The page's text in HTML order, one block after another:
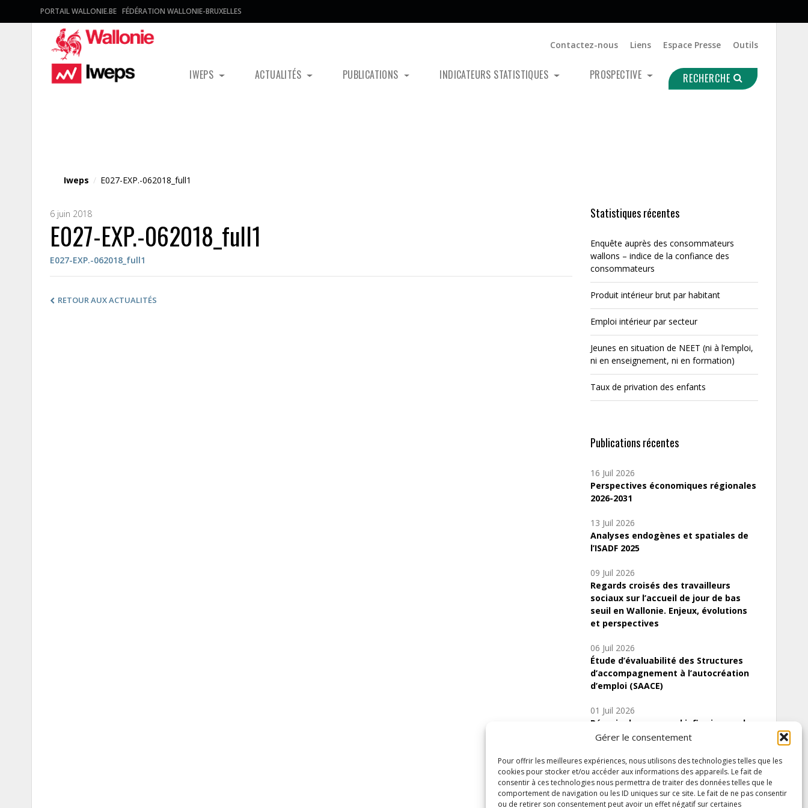
Gérer le consentement
Pour offrir les meilleures expériences, nous utilisons des technologies telles que les
cookies pour stocker et/ou accéder aux informations des appareils. Le fait de
consentir à ces technologies nous permettra de traiter des données telles que le
comportement de navigation ou les ID uniques sur ce site. Le fait de ne pas consentir
ou de retirer son consentement peut avoir un effet négatif sur certaines
PORTAIL WALLONIE.BE FÉDÉRATION WALLONIE-BRUXELLES
Contactez-nous Liens Espace Presse Outils
IWEPS ACTUALITÉS PUBLICATIONS INDICATEURS STATISTIQUES PROSPECTIVE RECHERCHE
Iweps / E027-EXP.-062018_full1
6 juin 2018
E027-EXP.-062018_full1
E027-EXP.-062018_full1
RETOUR AUX ACTUALITÉS
Statistiques récentes
Enquête auprès des consommateurs
wallons – indice de la confiance des
consommateurs
Produit intérieur brut par habitant
Emploi intérieur par secteur
Jeunes en situation de NEET (ni à l’emploi,
ni en enseignement, ni en formation)
Taux de privation des enfants
Publications récentes
16 Juil 2026
Perspectives économiques régionales
2026-2031
13 Juil 2026
Analyses endogènes et spatiales de
l’ISADF 2025
09 Juil 2026
Regards croisés des travailleurs
sociaux sur l’accueil de jour de bas
seuil en Wallonie. Enjeux, évolutions
et perspectives
06 Juil 2026
Étude d’évaluabilité des Structures
d’accompagnement à l’autocréation
d’emploi (SAACE)
01 Juil 2026
Pénurie du personnel infirmier :quels
indicateurs d’offre de soins pour
Inscrivez-vous à notre newsletter